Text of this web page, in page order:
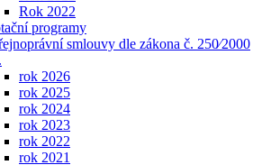
Rok 2022
programy
smlouvy dle zákona č. 250⁄2000
rok 2026
rok 2025
rok 2024
rok 2023
rok 2022
rok 2021